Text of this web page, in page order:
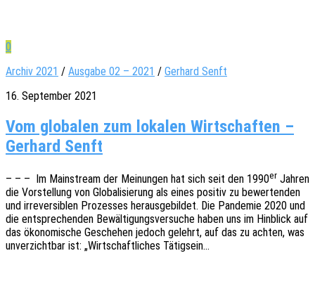
0
Archiv 2021 / Ausgabe 02 – 2021 / Gerhard Senft
16. September 2021
Vom globalen zum lokalen Wirtschaften –
Gerhard Senft
– – – Im Main­stream der Meinun­gen hat sich seit den 1990er Jahren
die Vorstel­lung von Globa­li­sie­rung als eines posi­tiv zu bewer­ten­den
und irrever­si­blen Prozes­ses heraus­ge­bil­det. Die Pande­mie 2020 und
die entspre­chen­den Bewäl­ti­gungs­ver­su­che haben uns im Hinblick auf
das ökono­mi­sche Gesche­hen jedoch gelehrt, auf das zu achten, was
unver­zicht­bar ist: „Wirt­schaft­li­ches Tätigsein…